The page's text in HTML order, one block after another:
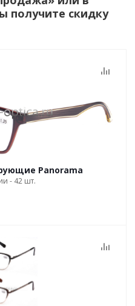
получите скидку
Panorama
- 42 шт.